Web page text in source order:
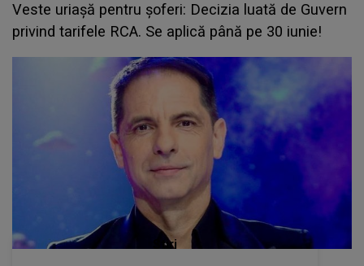
Veste uriașă pentru șoferi: Decizia luată de Guvern
privind tarifele RCA. Se aplică până pe 30 iunie!
Stiri